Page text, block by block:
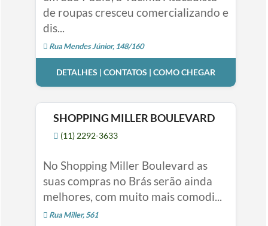
de roupas cresceu comercializando e
dis...
Rua Mendes Júnior, 148/160
DETALHES | CONTATOS | COMO CHEGAR
SHOPPING MILLER BOULEVARD
(11) 2292-3633
No Shopping Miller Boulevard as
suas compras no Brás serão ainda
melhores, com muito mais comodi...
Rua Miller, 561